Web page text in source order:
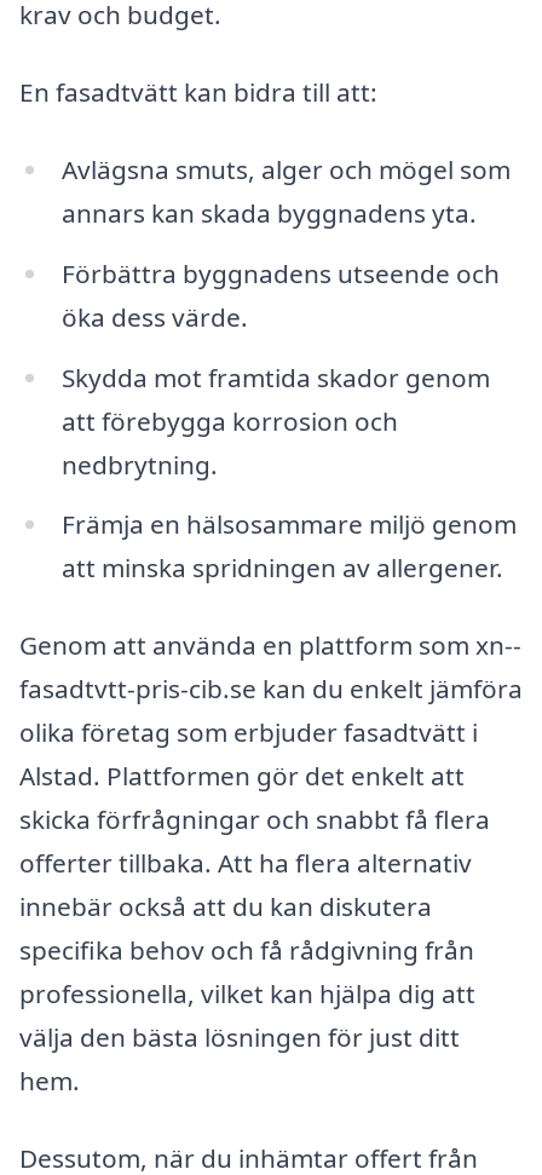
krav och budget.
En fasadtvätt kan bidra till att:
Avlägsna smuts, alger och mögel som
annars kan skada byggnadens yta.
Förbättra byggnadens utseende och
öka dess värde.
Skydda mot framtida skador genom
att förebygga korrosion och
nedbrytning.
Främja en hälsosammare miljö genom
att minska spridningen av allergener.
Genom att använda en plattform som xn--
fasadtvtt-pris-cib.se kan du enkelt jämföra
olika företag som erbjuder fasadtvätt i
Alstad. Plattformen gör det enkelt att
skicka förfrågningar och snabbt få flera
offerter tillbaka. Att ha flera alternativ
innebär också att du kan diskutera
specifika behov och få rådgivning från
professionella, vilket kan hjälpa dig att
välja den bästa lösningen för just ditt
hem.
Dessutom, när du inhämtar offert från